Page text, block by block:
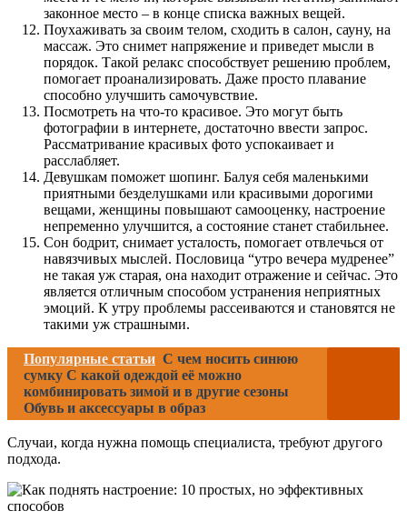
законное место – в конце списка важных вещей.
Поухаживать за своим телом, сходить в салон, сауну, на
массаж. Это снимет напряжение и приведет мысли в
порядок. Такой релакс способствует решению проблем,
помогает проанализировать. Даже просто плавание
способно улучшить самочувствие.
Посмотреть на что-то красивое. Это могут быть
фотографии в интернете, достаточно ввести запрос.
Рассматривание красивых фото успокаивает и
расслабляет.
Девушкам поможет шопинг. Балуя себя маленькими
приятными безделушками или красивыми дорогими
вещами, женщины повышают самооценку, настроение
непременно улучшится, а состояние станет стабильнее.
Сон бодрит, снимает усталость, помогает отвлечься от
навязчивых мыслей. Пословица “утро вечера мудренее”
не такая уж старая, она находит отражение и сейчас. Это
является отличным способом устранения неприятных
эмоций. К утру проблемы рассеиваются и становятся не
такими уж страшными.
Популярные статьи С чем носить синюю
сумку С какой одеждой её можно
комбинировать зимой и в другие сезоны
Обувь и аксессуары в образ
Случаи, когда нужна помощь специалиста, требуют другого
подхода.